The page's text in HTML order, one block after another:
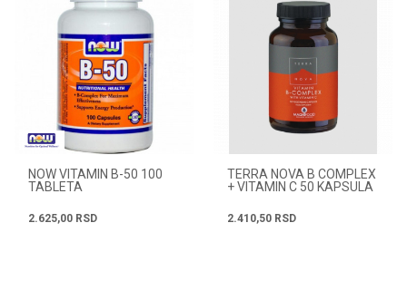
NOW VITAMIN B-50 100
TABLETA
2.625,00 RSD
TERRA NOVA B COMPLEX
+ VITAMIN C 50 KAPSULA
2.410,50 RSD